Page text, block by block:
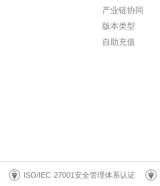
产业链协同
版本类型
自助充值
ISO/IEC 27001安全管理体系认证